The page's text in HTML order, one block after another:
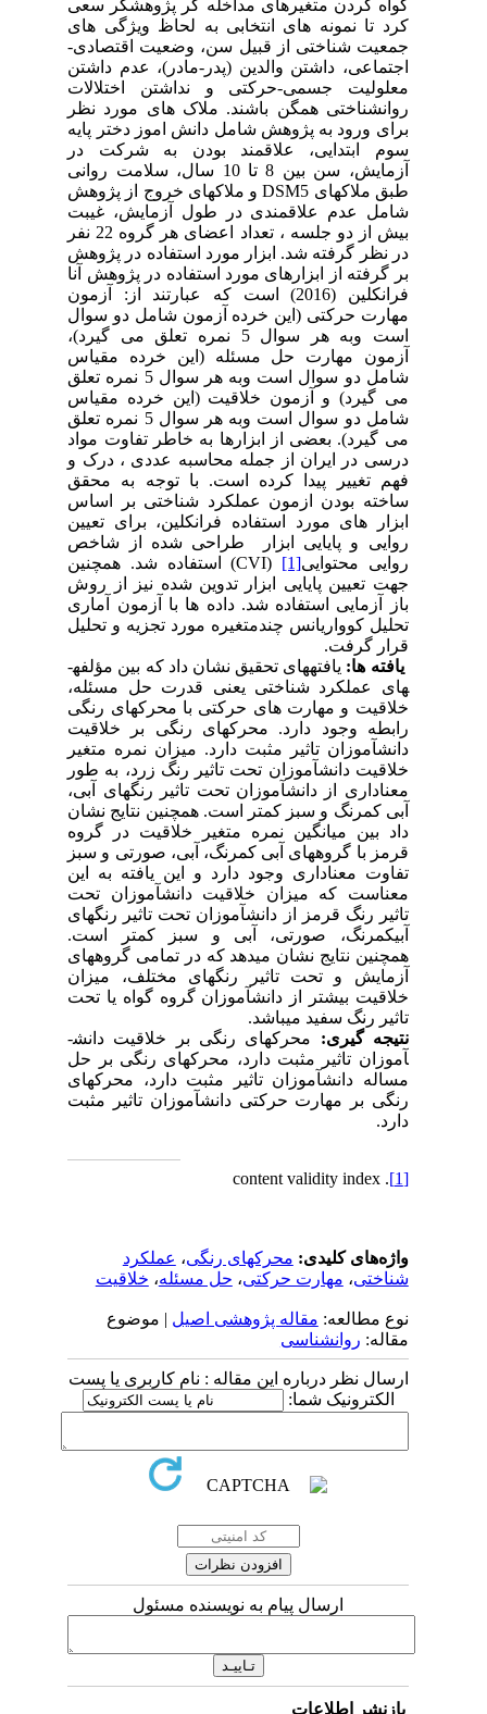
گواه کردن متغیرهای مداخله گر پژوهشگر سعی
کرد تا نمونه های انتخابی به لحاظ ویژگی های
جمعیت شناختی از قبیل سن، وضعیت اقتصادی-
اجتماعی، داشتن والدین (پدر-مادر)، عدم داشتن
معلولیت جسمی-حرکتی و نداشتن اختلالات
روانشناختی همگن باشند. ملاک های مورد نظر
برای ورود به پژوهش شامل دانش اموز دختر پایه
سوم ابتدایی، علاقمند بودن به شرکت در
آزمایش، سن بین 8 تا 10 سال، سلامت روانی
طبق ملاکهایDSM5و ملاکهای خروج از پژوهش
شامل عدم علاقمندی در طول آزمایش، غیبت
بیش از دو جلسه ، تعداد اعضای هر گروه 22 نفر
در نظر گرفته شد. ابزار مورد استفاده در پژوهش
بر گرفته از ابزارهای مورد استفاده در پژوهش آنا
فرانکلین (2016) است که عبارتند از: آزمون
مهارت حرکتی (این خرده آزمون شامل دو سوال
است وبه هر سوال 5 نمره تعلق می گیرد)،
آزمون مهارت حل مسئله (این خرده مقیاس
شامل دو سوال است وبه هر سوال 5 نمره تعلق
می گیرد) و آزمون خلاقیت (این خرده مقیاس
شامل دو سوال است وبه هر سوال 5 نمره تعلق
می گیرد). بعضی از ابزارها به خاطر تفاوت مواد
درسی در ایران از جمله محاسبه عددی ، درک و
فهم تغییر پیدا کرده است. با توجه به محقق
ساخته بودن ازمون عملکرد شناختی بر اساس
ابزار های مورد استفاده فرانکلین، برای تعیین
روایی و پایایی ابزار طراحی شده از شاخص
روایی محتوایی[1]
(
CVI) استفاده شد. همچنین
جهت تعیین پایایی ابزار تدوین شده نیز از روش
باز آزمایی استفاده شد. داده ها با آزمون آماری
تحلیل کوواریانس چندمتغیره مورد تجزیه و تحلیل
قرار گرفت.
یافته ها:یافته­های تحقیق نشان داد که بین مؤلفه­
های عملکرد شناختی یعنی قدرت حل مسئله،
خلاقیت و مهارت های حرکتی با محرکهای رنگی
رابطه وجود دارد. محرک­های رنگی بر خلاقیت
دانش­آموزان تاثیر مثبت دارد. میزان نمره متغیر
خلاقیت دانش­آموزان تحت تاثیر رنگ زرد، به طور
معناداری از دانش­آموزان تحت تاثیر رنگ­های آبی،
آبی کمرنگ و سبز کمتر است. همچنین نتایج نشان
داد بین میانگین نمره متغیر خلاقیت در گروه
قرمز با گروه­های آبی کمرنگ، آبی، صورتی و سبز
تفاوت معناداری وجود دارد و این یافته به این
معناست که میزان خلاقیت دانش­آموزان تحت
تاثیر رنگ قرمز از دانش­آموزان تحت تاثیر رنگ­های
آبی­کمرنگ، صورتی، آبی و سبز کمتر است.
همچنین نتایج نشان می­دهد که در تمامی گروه­های
آزمایش و تحت تاثیر رنگ­های مختلف، میزان
خلاقیت بیشتر از دانش­آموزان گروه گواه یا تحت
تاثیر رنگ سفید می­باشد.
نتیجه گیری:محرک­های رنگی بر خلاقیت دانش­
آموزان تاثیر مثبت دارد، محرک­های رنگی بر حل
مساله دانش­آموزان تاثیر مثبت دارد، محرک­های
رنگی بر مهارت حرکتی دانش­آموزان تاثیر مثبت
دارد.
. content validity index
واژه‌های کلیدی:محرکهای رنگی،عملکرد
شناختی،مهارت حرکتی،حل مسئله،خلاقیت
نوع مطالعه:مقاله پژوهشی اصیل| موضوع
مقاله:روانشناسی
ارسال نظر درباره این مقاله : نام کاربری یا پست
الکترونیک شما:
ارسال پیام به نویسنده مسئول
بازنشر اطلاعات